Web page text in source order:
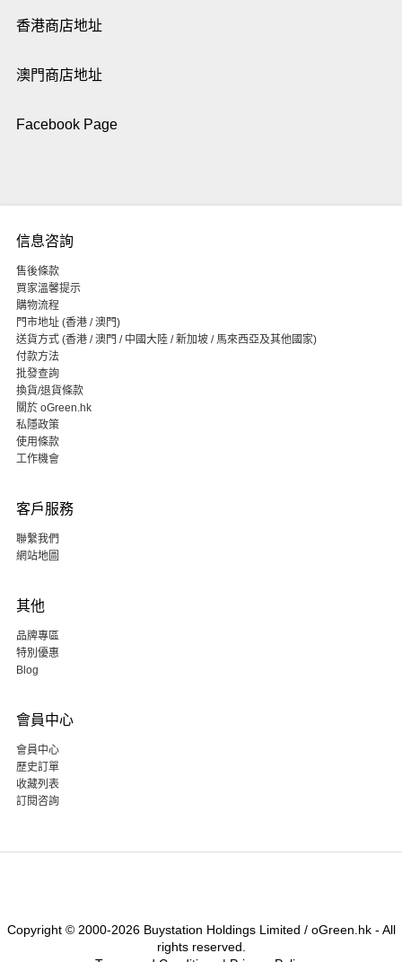
香港商店地址
澳門商店地址
Facebook Page
信息咨詢
售後條款
買家溫馨提示
購物流程
門市地址 (香港 / 澳門)
送貨方式 (香港 / 澳門 / 中國大陸 / 新加坡 / 馬來西亞及其他國家)
付款方法
批發查詢
換貨/退貨條款
關於 oGreen.hk
私隱政策
使用條款
工作機會
客戶服務
聯繫我們
網站地圖
其他
品牌專區
特別優惠
Blog
會員中心
會員中心
歷史訂單
收藏列表
訂閱咨詢
Copyright © 2000-2026 Buystation Holdings Limited / oGreen.hk - All
rights reserved.